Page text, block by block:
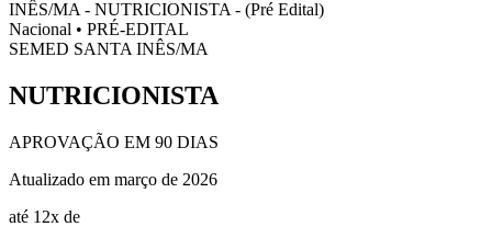
INÊS/MA - NUTRICIONISTA - (Pré Edital)
Nacional • PRÉ-EDITAL
SEMED SANTA INÊS/MA
NUTRICIONISTA
APROVAÇÃO EM 90 DIAS
Atualizado em março de 2026
até 12x de